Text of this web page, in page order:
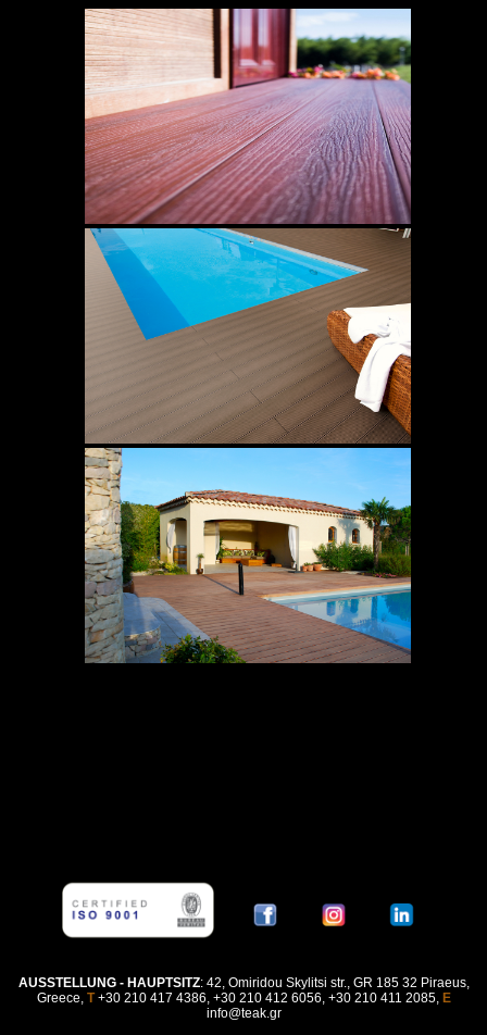
AUSSTELLUNG - HAUPTSITZ: 42, Omiridou Skylitsi str., GR 185 32 Piraeus,
Greece, Τ+30 210 417 4386, +30 210 412 6056, +30 210 411 2085, E
info@teak.gr